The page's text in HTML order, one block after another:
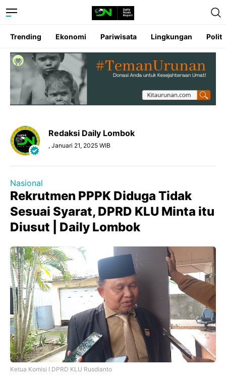
Trending Ekonomi Pariwisata Lingkungan
Redaksi Daily Lombok
, Januari 21, 2025 WIB
Nasional
Rekrutmen PPPK Diduga Tidak
Sesuai Syarat, DPRD KLU Minta itu
Diusut | Daily Lombok
Ketua Komisi I DPRD KLU Rusdianto